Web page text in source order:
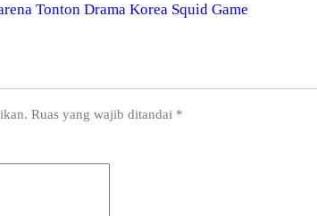
Tonton Drama Korea Squid Game
Ruas yang wajib ditandai *